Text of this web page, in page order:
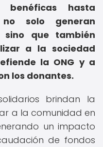
benéficas hasta
solo generan
sino que también
a la sociedad
la ONG y a
los donantes.
brindan la
a la comunidad en
un impacto
de fondos